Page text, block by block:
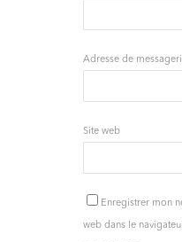
Adresse de
Site web
Enregistrer mon
web dans le